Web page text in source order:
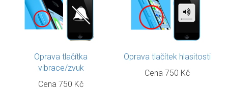
Oprava tlačítka
vibrace/zvuk
Cena 750 Kč
Oprava tlačítek hlasitosti
Cena 750 Kč